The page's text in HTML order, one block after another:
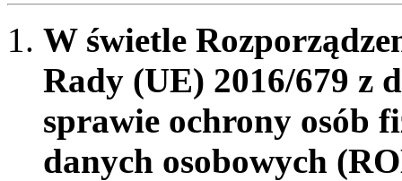
W świetle
Rady (UE) 2016/679 z
sprawie ochrony osób
danych osobowych